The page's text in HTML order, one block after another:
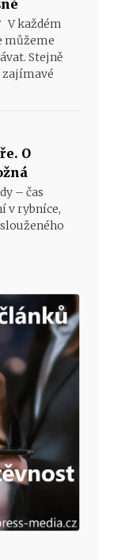
V každém
můžeme
Stejně
O
– čas
v rybníce,